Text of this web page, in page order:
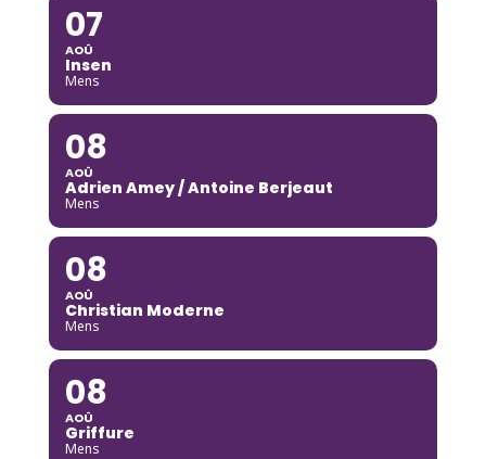
07
AOÛ
Insen
Mens
08
AOÛ
Adrien Amey / Antoine Berjeaut
Mens
08
AOÛ
Christian Moderne
Mens
08
AOÛ
Griffure
Mens